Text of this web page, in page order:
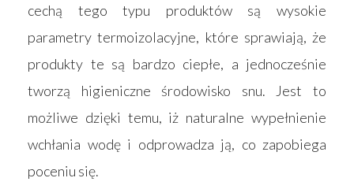
cechą tego typu produktów są wysokie
parametry termoizolacyjne, które sprawiają, że
produkty te są bardzo ciepłe, a jednocześnie
tworzą higieniczne środowisko snu. Jest to
możliwe dzięki temu, iż naturalne wypełnienie
wchłania wodę i odprowadza ją, co zapobiega
poceniu się.